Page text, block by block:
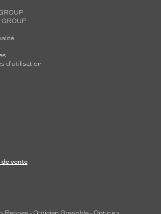
d'utilisation
vente